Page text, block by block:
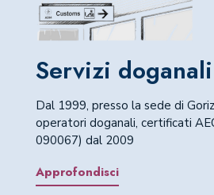
Servizi doganali
Dal 1999, presso la sede di
operatori doganali, certificati
090067) dal 2009
Approfondisci